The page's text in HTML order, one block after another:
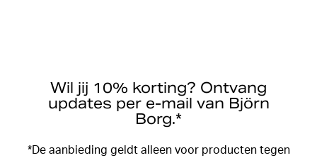
Wil jij 10% korting? Ontvang
updates per e-mail van Björn
Borg.*
*De aanbieding geldt alleen voor producten tegen